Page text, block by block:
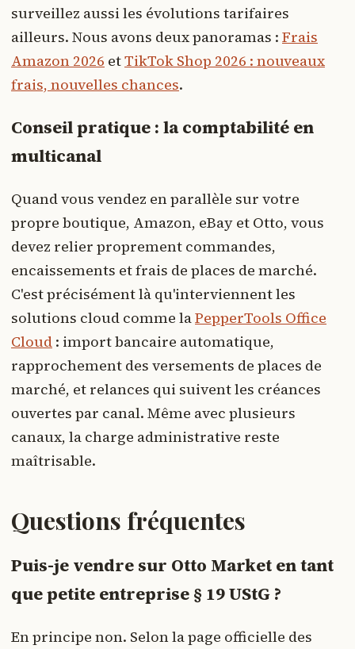
surveillez aussi les évolutions tarifaires
ailleurs. Nous avons deux panoramas : Frais
Amazon 2026 etTikTok Shop 2026 : nouveaux
frais, nouvelles chances.
Conseil pratique : la comptabilité en
multicanal
Quand vous vendez en parallèle sur votre
propre boutique, Amazon, eBay et Otto, vous
devez relier proprement commandes,
encaissements et frais de places de marché.
C'est précisément là qu'interviennent les
solutions cloud comme laPepperTools Office
Cloud : import bancaire automatique,
rapprochement des versements de places de
marché, et relances qui suivent les créances
ouvertes par canal. Même avec plusieurs
canaux, la charge administrative reste
maîtrisable.
Questions fréquentes
Puis-je vendre sur Otto Market en tant
que petite entreprise § 19 UStG ?
En principe non. Selon la page officielle des